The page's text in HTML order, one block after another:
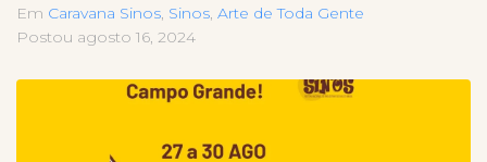
Em Caravana Sinos, Sinos, Arte de Toda Gente
Postou agosto 16, 2024